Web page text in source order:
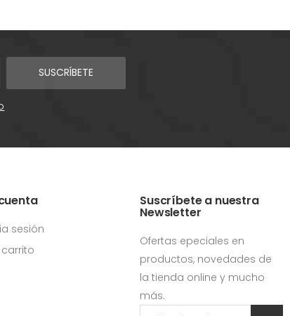
SUSCRÍBETE
sesión
carrito
Suscríbete a nuestra
Newsletter
Ofertas epeciales en
productos, novedades de
la tienda online y mucho
más.